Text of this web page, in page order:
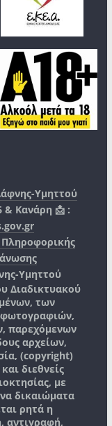
Υμηττού
& Κανάρη 📩 :
Υμηττού
Διαδικτυακού
των
παρεχόμενων
αρχείων,
(copyright)
διεθνείς
με
δικαιώματα
ρητά η
αντιγραφή,